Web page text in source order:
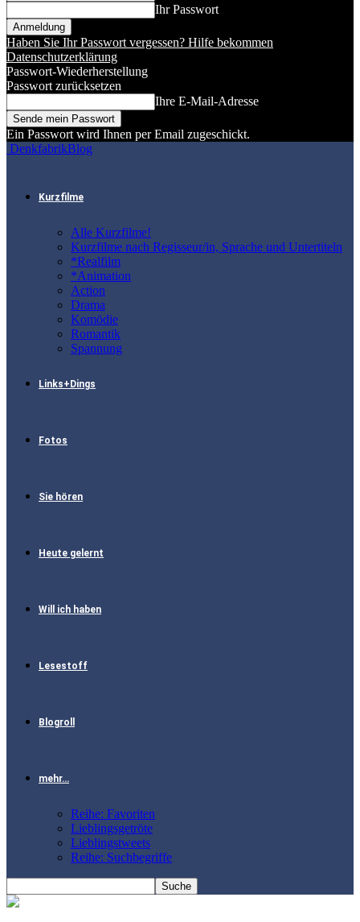
Ihr Passwort
Haben Sie Ihr Passwort vergessen? Hilfe bekommen
Datenschutzerklärung
Passwort-Wiederherstellung
Passwort zurücksetzen
Ihre E-Mail-Adresse
Ein Passwort wird Ihnen per Email zugeschickt.
DenkfabrikBlog
Kurzfilme
Alle Kurzfilme!
Kurzfilme nach Regisseur/in, Sprache und Untertiteln
*Realfilm
*Animation
Action
Drama
Komödie
Romantik
Spannung
Links+Dings
Fotos
Sie hören
Heute gelernt
Will ich haben
Lesestoff
Blogroll
mehr…
Reihe: Favoriten
Lieblingsgetröte
Lieblingstweets
Reihe: Suchbegriffe